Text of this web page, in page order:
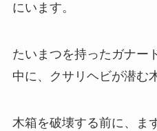
にいます。
たいまつを持ったガナー
中に、クサリヘビが潜む
木箱を破壊する前に、ま